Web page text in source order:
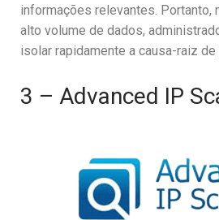
informações relevantes. Portanto,
alto volume de dados,
isolar rapidamente a causa-raiz
3 – Advanced IP